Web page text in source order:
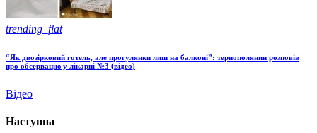
trending_flat
“Як двозірковий готель, але прогулянки лиш на балконі”: тернополянин розповів
про обсервацію у лікарні №3 (відео)
Відео
Наступна